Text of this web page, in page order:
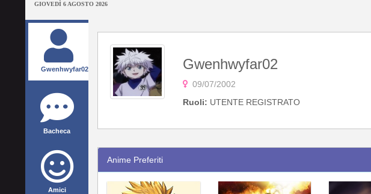
GIOVEDÌ 6 AGOSTO 2026
Gwenhwyfar02
Bacheca
Amici
Gwenhwyfar02
09/07/2002
Ruoli: UTENTE REGISTRATO
Anime Preferiti